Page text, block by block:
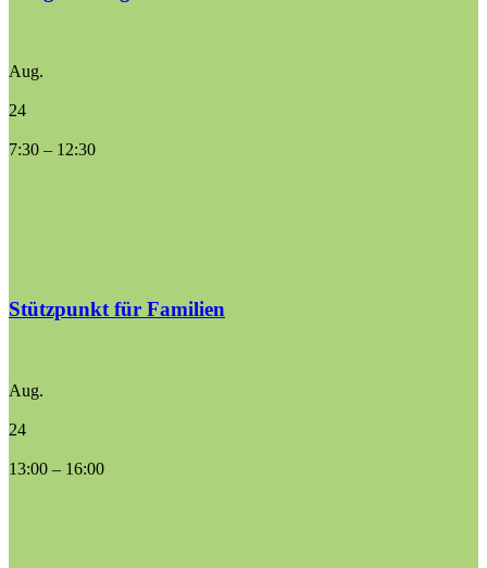
Aug.
24
7:30 – 12:30
Stützpunkt für Familien
Aug.
24
13:00 – 16:00